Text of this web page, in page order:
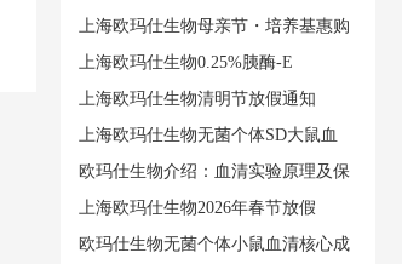
上海欧玛仕生物母亲节・培养基惠购
上海欧玛仕生物0.25%胰酶-E
上海欧玛仕生物清明节放假通知
上海欧玛仕生物无菌个体SD大鼠血
欧玛仕生物介绍：血清实验原理及保
上海欧玛仕生物2026年春节放假
欧玛仕生物无菌个体小鼠血清核心成